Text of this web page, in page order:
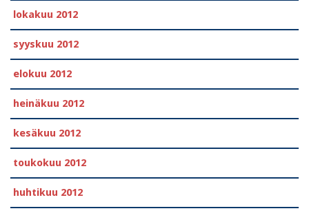
lokakuu 2012
syyskuu 2012
elokuu 2012
heinäkuu 2012
kesäkuu 2012
toukokuu 2012
huhtikuu 2012